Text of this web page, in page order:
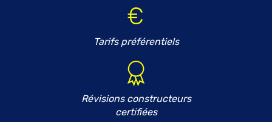
Tarifs préférentiels
Révisions constructeurs
certifiées